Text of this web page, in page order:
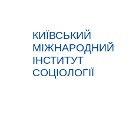
КИЇВСЬКИЙ
МІЖНАРОДНИЙ
ІНСТИТУТ
СОЦІОЛОГІЇ